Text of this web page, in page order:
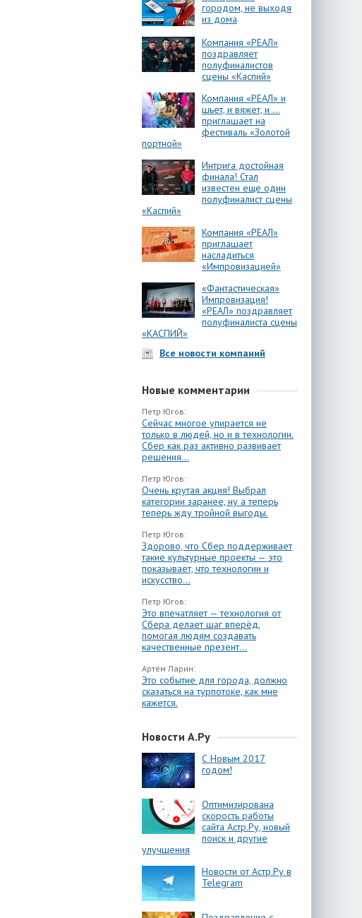
городом, не выходя
из дома
Компания «РЕАЛ»
поздравляет
полуфиналистов
сцены «Каспий»
Компания «РЕАЛ» и
шьет, и вяжет, и …
приглашает на
фестиваль «Золотой
портной»
Интрига достойная
финала! Стал
известен еще один
полуфиналист сцены
«Каспий»
Компания «РЕАЛ»
приглашает
насладиться
«Импровизацией»
«Фантастическая»
Импровизация!
«РЕАЛ» поздравляет
полуфиналиста сцены
«КАСПИЙ»
Все новости компаний
Новые комментарии
Петр Югов:
Сейчас многое упирается не
только в людей, но и в технологии.
Сбер как раз активно развивает
решения...
Петр Югов:
Очень крутая акция! Выбрал
категории заранее, ну а теперь
теперь жду тройной выгоды.
Петр Югов:
Здорово, что Сбер поддерживает
такие культурные проекты — это
показывает, что технологии и
искусство...
Петр Югов:
Это впечатляет — технология от
Сбера делает шаг вперёд,
помогая людям создавать
качественные презент...
Артём Ларин:
Это событие для города, должно
сказаться на турпотоке, как мне
кажется.
Новости А.Ру
С Новым 2017
годом!
Оптимизирована
скорость работы
сайта Астр.Ру, новый
поиск и другие
улучшения
Новости от Астр.Ру в
Telegram